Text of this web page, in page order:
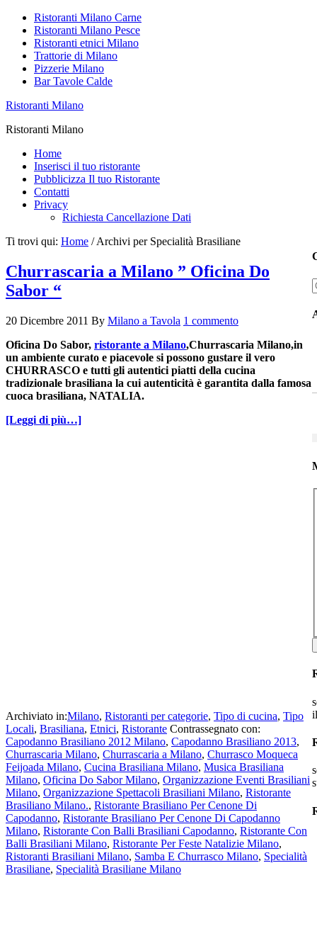
Ristoranti Milano Carne
Ristoranti Milano Pesce
Ristoranti etnici Milano
Trattorie di Milano
Pizzerie Milano
Bar Tavole Calde
Ristoranti Milano
Ristoranti Milano
Home
Inserisci il tuo ristorante
Pubblicizza Il tuo Ristorante
Contatti
Privacy
Richiesta Cancellazione Dati
Ti trovi qui: Home /Archivi per Specialità Brasiliane
Churrascaria a Milano ” Oficina Do
Sabor “
20 Dicembre 2011 By Milano a Tavola 1 commento
Oficina Do Sabor, ristorante a Milano,Churrascaria Milano,in
un ambiente curato e piacevole si possono gustare il vero
CHURRASCO e tutti gli autentici piatti della cucina
tradizionale brasiliana la cui autenticità è garantita dalla famosa
cuoca brasiliana, NATALIA.
[Leggi di più…]
Archiviato in:Milano, Ristoranti per categorie, Tipo di cucina, Tipo
Locali, Brasiliana, Etnici, Ristorante Contrassegnato con:
Capodanno Brasiliano 2012 Milano, Capodanno Brasiliano 2013,
Churrascaria Milano, Churrascaria a Milano, Churrasco Moqueca
Feijoada Milano, Cucina Brasiliana Milano, Musica Brasiliana
Milano, Oficina Do Sabor Milano, Organizzazione Eventi Brasiliani
Milano, Organizzazione Spettacoli Brasiliani Milano, Ristorante
Brasiliano Milano., Ristorante Brasiliano Per Cenone Di
Capodanno, Ristorante Brasiliano Per Cenone Di Capodanno
Milano, Ristorante Con Balli Brasiliani Capodanno, Ristorante Con
Balli Brasiliani Milano, Ristorante Per Feste Natalizie Milano,
Ristoranti Brasiliani Milano, Samba E Churrasco Milano, Specialità
Brasiliane, Specialità Brasiliane Milano